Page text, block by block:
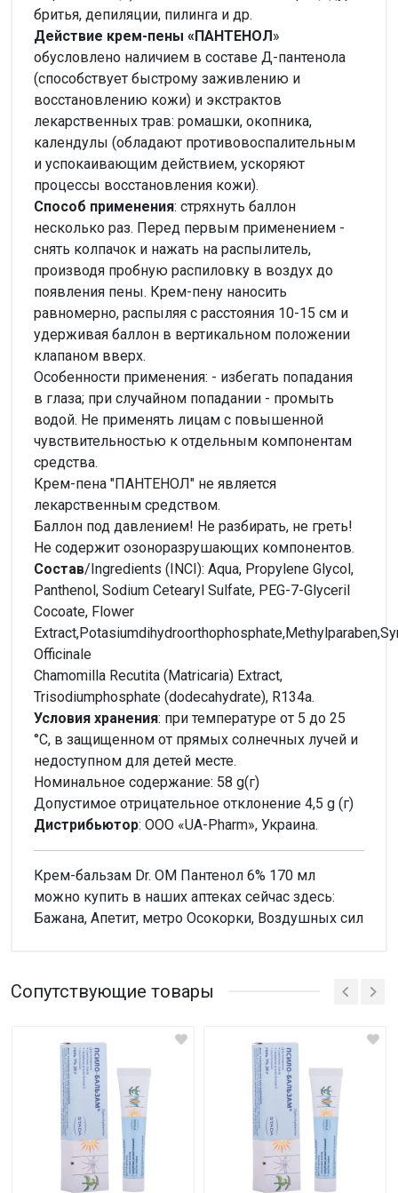
бритья, депиляции, пилинга и др.
Действие крем-пены «ПАНТЕНОЛ»
обусловлено наличием в составе Д-пантенола
(способствует быстрому заживлению и
восстановлению кожи) и экстрактов
лекарственных трав: ромашки, окопника,
календулы (обладают противовоспалительным
и успокаивающим действием, ускоряют
процессы восстановления кожи).
Способ применения: стряхнуть баллон
несколько раз. Перед первым применением -
снять колпачок и нажать на распылитель,
производя пробную распиловку в воздух до
появления пены. Крем-пену наносить
равномерно, распыляя с расстояния 10-15 см и
удерживая баллон в вертикальном положении
клапаном вверх.
Особенности применения: - избегать попадания
в глаза; при случайном попадании - промыть
водой. Не применять лицам с повышенной
чувствительностью к отдельным компонентам
средства.
Крем-пена "ПАНТЕНОЛ" не является
лекарственным средством.
Баллон под давлением! Не разбирать, не греть!
Не содержит озоноразрушающих компонентов.
Состав/Ingredients (INCI): Aqua, Propylene Glycol,
Panthenol, Sodium Cetearyl Sulfate, PEG-7-Glyceril
Cocoate, Flower
Officinale
Chamomilla Recutita (Matricaria) Extract,
Trisodiumphosphate (dodecahydrate), R134a.
Условия хранения: при температуре от 5 до 25
°С, в защищенном от прямых солнечных лучей и
недоступном для детей месте.
Номинальное содержание: 58 g(г)
Допустимое отрицательное отклонение 4,5 g (г)
Дистрибьютор: ООО «UA-Pharm», Украина.
Крем-бальзам Dr. OM Пантенол 6% 170 мл
можно купить в наших аптеках сейчас здесь:
Бажана, Апетит, метро Осокорки, Воздушных сил
Написать отзыв
Оценка
Ваш отзыв
Сопутствующие товары